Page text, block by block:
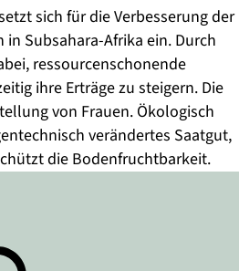
sich für die Verbesserung der
Subsahara-Afrika ein. Durch
ressourcenschonende
ihre Erträge zu steigern. Die
von Frauen. Ökologisch
verändertes Saatgut,
die Bodenfruchtbarkeit.